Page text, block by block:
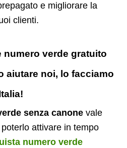
e migliorare la
clienti.
numero verde gratuito
aiutare noi, lo facciamo
senza canone vale
attivare in tempo
numero verde